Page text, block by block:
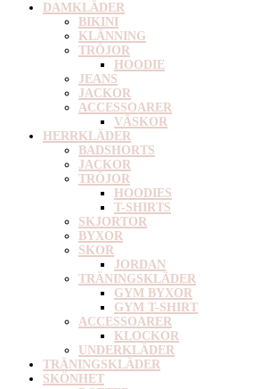
DAMKLÄDER
BIKINI
KLÄNNING
TRÖJOR
HOODIE
JEANS
JACKOR
ACCESSOARER
VÄSKOR
HERRKLÄDER
BADSHORTS
JACKOR
TRÖJOR
HOODIES
T-SHIRTS
SKJORTOR
BYXOR
SKOR
JORDAN
TRÄNINGSKLÄDER
GYM BYXOR
GYM T-SHIRT
ACCESSOARER
KLOCKOR
UNDERKLÄDER
TRÄNINGSKLÄDER
SKÖNHET